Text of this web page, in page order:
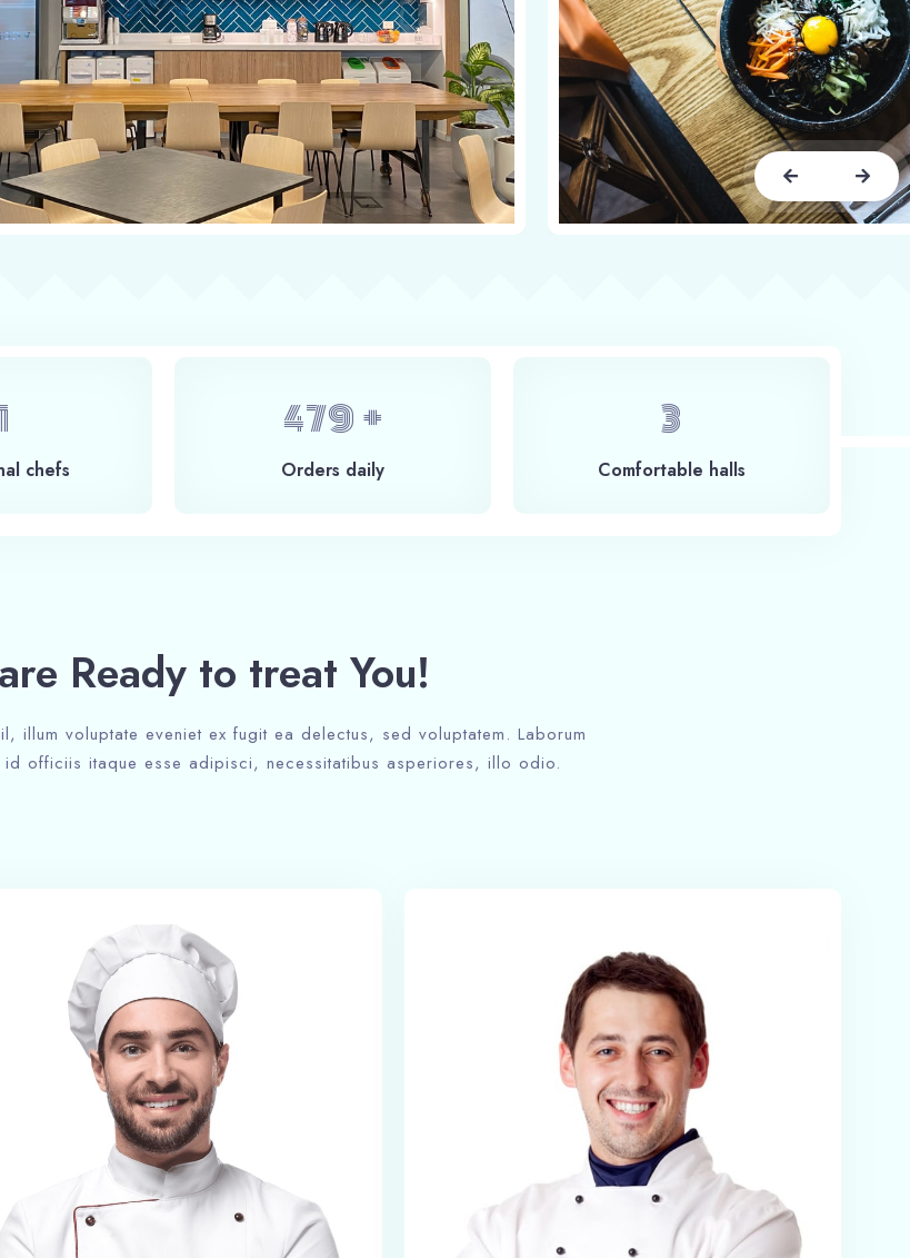
chefs
600 +
Orders daily
4
Сomfortable halls
Ready to treat You!
illum voluptate eveniet ex fugit ea delectus, sed voluptatem. Laborum
id officiis itaque esse adipisci, necessitatibus asperiores, illo odio.